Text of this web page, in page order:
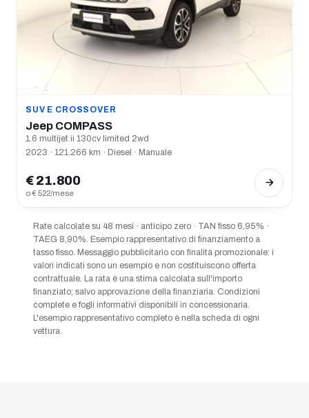
SUV E CROSSOVER
Jeep COMPASS
1.6 multijet ii 130cv limited 2wd
2023 · 121.266 km · Diesel · Manuale
€ 21.800
o € 522/mese
Rate calcolate su 48 mesi · anticipo zero · TAN fisso 6,95% ·
TAEG 8,90%. Esempio rappresentativo di finanziamento a
tasso fisso. Messaggio pubblicitario con finalità promozionale: i
valori indicati sono un esempio e non costituiscono offerta
contrattuale. La rata è una stima calcolata sull'importo
finanziato; salvo approvazione della finanziaria. Condizioni
complete e fogli informativi disponibili in concessionaria.
L'esempio rappresentativo completo è nella scheda di ogni
vettura.